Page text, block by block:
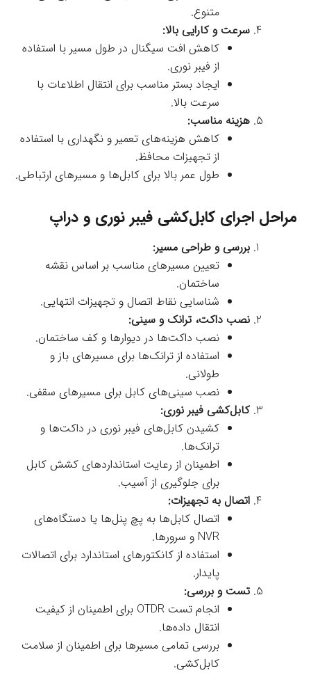
متنوع.
سرعت و کارایی بالا:
کاهش افت سیگنال در طول مسیر با استفاده
از فیبر نوری.
ایجاد بستر مناسب برای انتقال اطلاعات با
سرعت بالا.
هزینه مناسب:
کاهش هزینه‌های تعمیر و نگهداری با استفاده
از تجهیزات محافظ.
طول عمر بالا برای کابل‌ها و مسیرهای ارتباطی.
مراحل اجرای کابل‌کشی فیبر نوری و دراپ
بررسی و طراحی مسیر:
تعیین مسیرهای مناسب بر اساس نقشه
ساختمان.
شناسایی نقاط اتصال و تجهیزات انتهایی.
نصب داکت، ترانک و سینی:
نصب داکت‌ها در دیوارها و کف ساختمان.
استفاده از ترانک‌ها برای مسیرهای باز و
طولانی.
نصب سینی‌های کابل برای مسیرهای سقفی.
کابل‌کشی فیبر نوری:
کشیدن کابل‌های فیبر نوری در داکت‌ها و
ترانک‌ها.
اطمینان از رعایت استانداردهای کشش کابل
برای جلوگیری از آسیب.
اتصال به تجهیزات:
اتصال کابل‌ها به پچ پنل‌ها یا دستگاه‌های
NVR و سرورها.
استفاده از کانکتورهای استاندارد برای اتصالات
پایدار.
تست و بررسی:
انجام تست OTDR برای اطمینان از کیفیت
انتقال داده‌ها.
بررسی تمامی مسیرها برای اطمینان از سلامت
کابل‌کشی.